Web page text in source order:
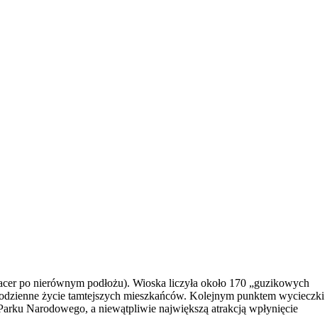
po nierównym podłożu). Wioska liczyła około 170 „guzikowych
życie tamtejszych mieszkańców. Kolejnym punktem wycieczki
Narodowego, a niewątpliwie największą atrakcją wpłynięcie